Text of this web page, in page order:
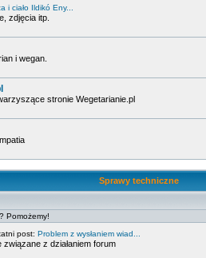
i ciało Ildikó Eny...
zdjęcia itp.
i wegan.
stronie Wegetarianie.pl
Sprawy techniczne
Pomożemy!
post: Problem z wysłaniem wiad...
związane z działaniem forum